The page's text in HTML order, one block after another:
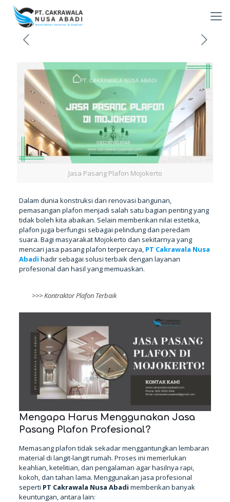
Jasa Pasang Plafon Mojokerto
Dalam dunia konstruksi dan renovasi bangunan,
pemasangan plafon menjadi salah satu bagian penting yang
tidak boleh kita abaikan. Selain memberikan nilai estetika,
plafon juga berfungsi sebagai pelindung dan peredam
suara. Bagi masyarakat Mojokerto dan sekitarnya yang
mencari jasa pasang plafon terpercaya, PT Cakrawala Nusa
Abadi hadir sebagai solusi terbaik dengan layanan
profesional dan hasil yang memuaskan.
>>>Kontraktor Plafon Terbaik
Mengapa Harus Menggunakan Jasa
Pasang Plafon Profesional?
Memasang plafon tidak sekadar menggantungkan lembaran
material di langit-langit rumah. Proses ini memerlukan
keahlian, ketelitian, dan pengalaman agar hasilnya rapi,
kokoh, dan tahan lama. Menggunakan jasa profesional
seperti PT Cakrawala Nusa Abadi memberikan banyak
keuntungan, antara lain: